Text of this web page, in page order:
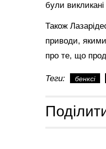
були викликані
Також
приводи,
про те, що
Теги: бенксі